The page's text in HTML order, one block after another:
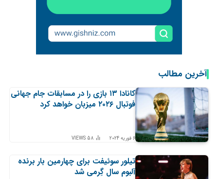
آخرین مطالب
کانادا ۱۳ بازی را در مسابقات جام جهانی
فوتبال ۲۰۲۶ میزبان خواهد کرد
6 فوریه 2024 58
VIEWS
تیلور سوئیفت برای چهارمین بار برنده
آلبوم سال گِرمی شد